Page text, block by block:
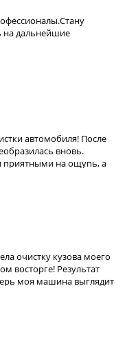
на дальнейшие
автомобиля! После
вновь.
приятными на ощупь, а
Теперь моя машина
Большое спасибо за
очистку кузова моего
восторге! Результат
моя машина выглядит